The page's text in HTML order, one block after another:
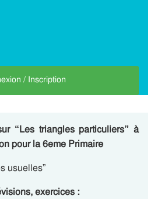
/ Inscription
“Les triangles particuliers” à
pour la 6eme Primaire
usuelles”
exercices :